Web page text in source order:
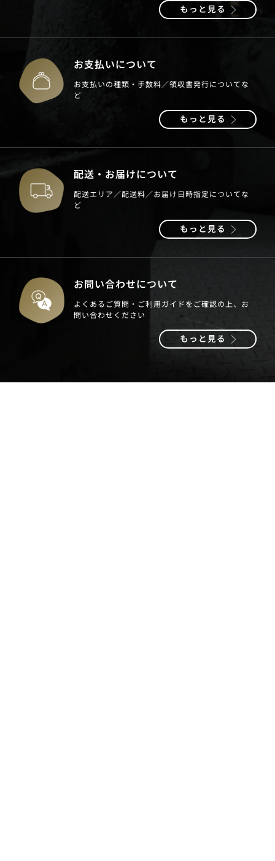
もっと見る
お支払いについて
お支払いの種類・手数料／領収書発行についてな
ど
もっと見る
配送・お届けについて
配送エリア／配送料／お届け日時指定についてな
ど
もっと見る
お問い合わせについて
よくあるご質問・ご利用ガイドをご確認の上、お
問い合わせください
もっと見る